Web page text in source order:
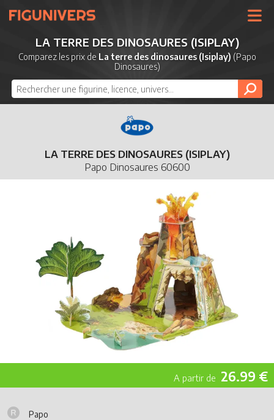
UNIVERS
LICENCES
MARQUES
NOUVEAUTÉS
DERNIERS AJOUTS
LA TERRE DES DINOSAURES (ISIPLAY)
Comparez les prix de La terre des dinosaures (Isiplay) (Papo
Dinosaures)
LA TERRE DES DINOSAURES (ISIPLAY)
Papo Dinosaures 60600
26.99 €
Papo